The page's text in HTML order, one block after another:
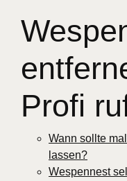
Profi
Wann sollte
lassen?
Wespennest